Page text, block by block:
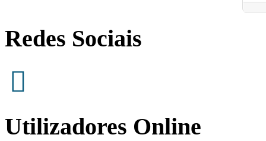
Redes Sociais
Utilizadores Online